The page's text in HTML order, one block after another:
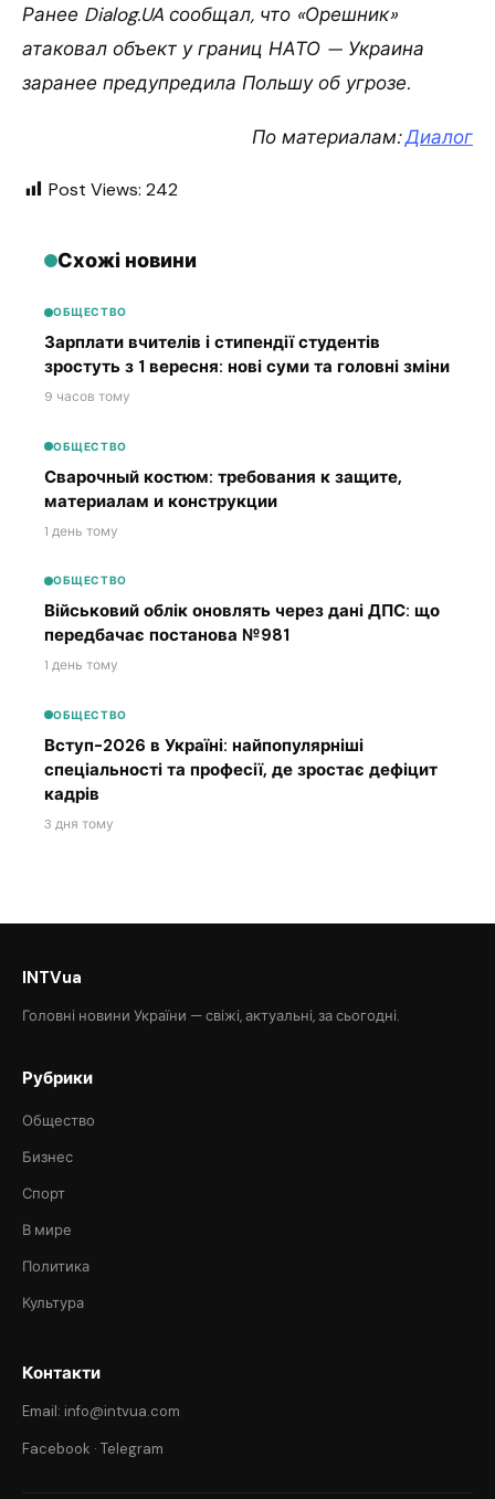
Ранее Dialog.UA сообщал, что «Орешник»
атаковал объект у границ НАТО — Украина
заранее предупредила Польшу об угрозе.
По материалам:Диалог
Post Views: 242
Схожі новини
ОБЩЕСТВО
Зарплати вчителів і стипендії студентів
зростуть з 1 вересня: нові суми та головні зміни
9 часов тому
ОБЩЕСТВО
Сварочный костюм: требования к защите,
материалам и конструкции
1 день тому
ОБЩЕСТВО
Військовий облік оновлять через дані ДПС: що
передбачає постанова №981
1 день тому
ОБЩЕСТВО
Вступ-2026 в Україні: найпопулярніші
спеціальності та професії, де зростає дефіцит
кадрів
3 дня тому
INTVua
Головні новини України — свіжі, актуальні, за сьогодні.
Рубрики
Общество
Бизнес
Спорт
В мире
Политика
Культура
Контакти
Email: info@intvua.com
Facebook · Telegram